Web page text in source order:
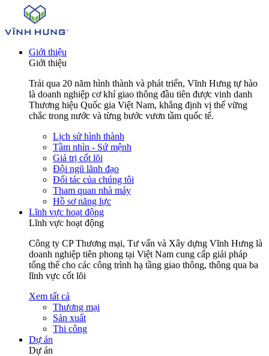
Giới thiệu
Giới thiệu
Trải qua 20 năm hình thành và phát triển, Vĩnh Hưng tự hào
là doanh nghiệp cơ khí giao thông đầu tiên được vinh danh
Thương hiệu Quốc gia Việt Nam, khẳng định vị thế vững
chắc trong nước và từng bước vươn tầm quốc tế.
Lịch sử hình thành
Tầm nhìn - Sứ mệnh
Giá trị cốt lõi
Đội ngũ lãnh đạo
Đối tác của chúng tôi
Tham quan nhà máy
Hồ sơ năng lực
Lĩnh vực hoạt động
Lĩnh vực hoạt động
Công ty CP Thương mại, Tư vấn và Xây dựng Vĩnh Hưng là
doanh nghiệp tiên phong tại Việt Nam cung cấp giải pháp
tổng thể cho các công trình hạ tầng giao thông, thông qua ba
lĩnh vực cốt lõi
Xem tất cả
Thương mại
Sản xuất
Thi công
Dự án
Dự án